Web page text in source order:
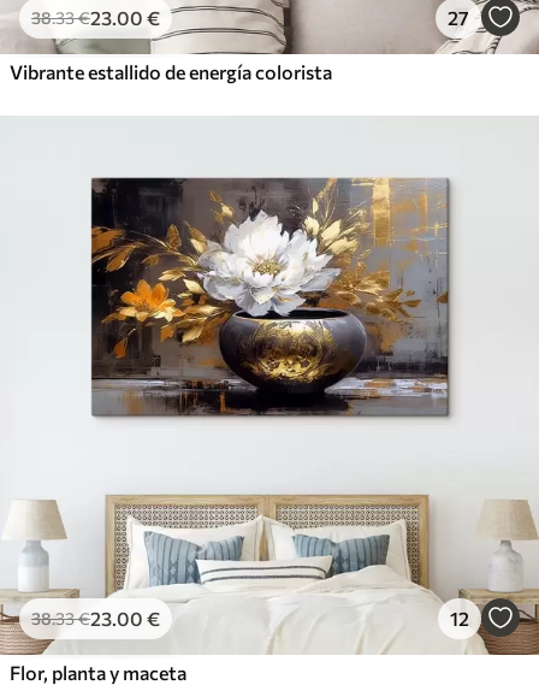
38.33€23.00 € 27
Vibrante estallido de energía colorista
38.33€23.00 € 12
Flor, planta y maceta